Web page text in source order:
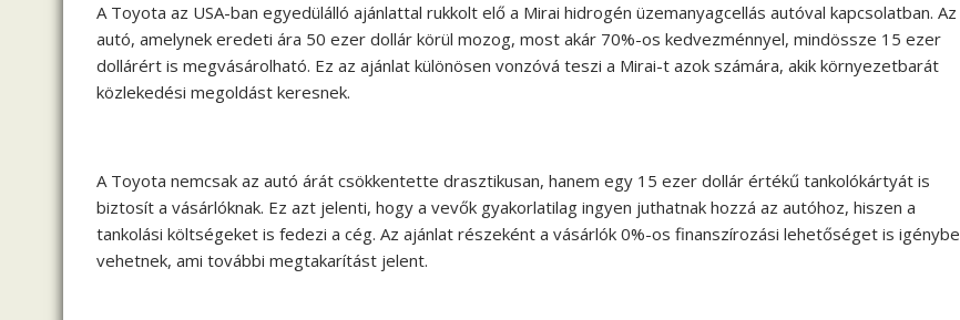
A Toyota az USA-ban egyedülálló ajánlattal rukkolt elő a Mirai hidrogén üzemanyagcellás autóval kapcsolatban. Az
autó, amelynek eredeti ára 50 ezer dollár körül mozog, most akár 70%-os kedvezménnyel, mindössze 15 ezer
dollárért is megvásárolható. Ez az ajánlat különösen vonzóvá teszi a Mirai-t azok számára, akik környezetbarát
közlekedési megoldást keresnek.
A Toyota nemcsak az autó árát csökkentette drasztikusan, hanem egy 15 ezer dollár értékű tankolókártyát is
biztosít a vásárlóknak. Ez azt jelenti, hogy a vevők gyakorlatilag ingyen juthatnak hozzá az autóhoz, hiszen a
tankolási költségeket is fedezi a cég. Az ajánlat részeként a vásárlók 0%-os finanszírozási lehetőséget is igénybe
vehetnek, ami további megtakarítást jelent.